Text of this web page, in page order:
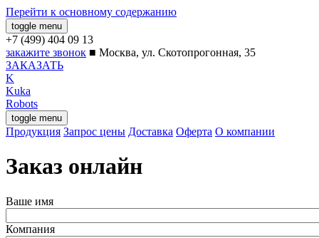
Перейти к основному содержанию
toggle menu
закажите звонок ■ Москва, ул. Скотопрогонная, 35
ЗАКАЗАТЬ
K
Kuka
Robots
toggle menu
Продукция Запрос цены Доставка Оферта О компании
Заказ онлайн
Ваше имя
Компания